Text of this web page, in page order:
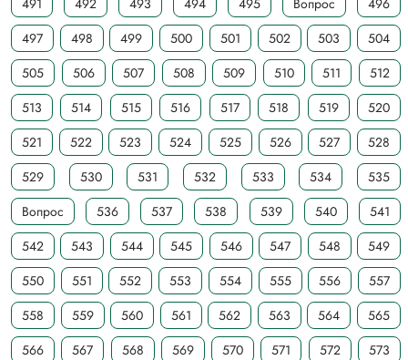
491 492 493 494 495 Вопрос
496
497
498 499 500 501 502 503
504
505
506 507 508 509 510 511
512
513
514 515 516 517 518 519
520
521
522 523 524 525 526 527
528
529
530 531 532 533 534
535
Вопрос
536 537 538 539 540
541
542
543 544 545 546 547 548
549
550
551 552 553 554 555 556
557
558
559 560 561 562 563 564
565
566
567 568 569 570 571 572
573